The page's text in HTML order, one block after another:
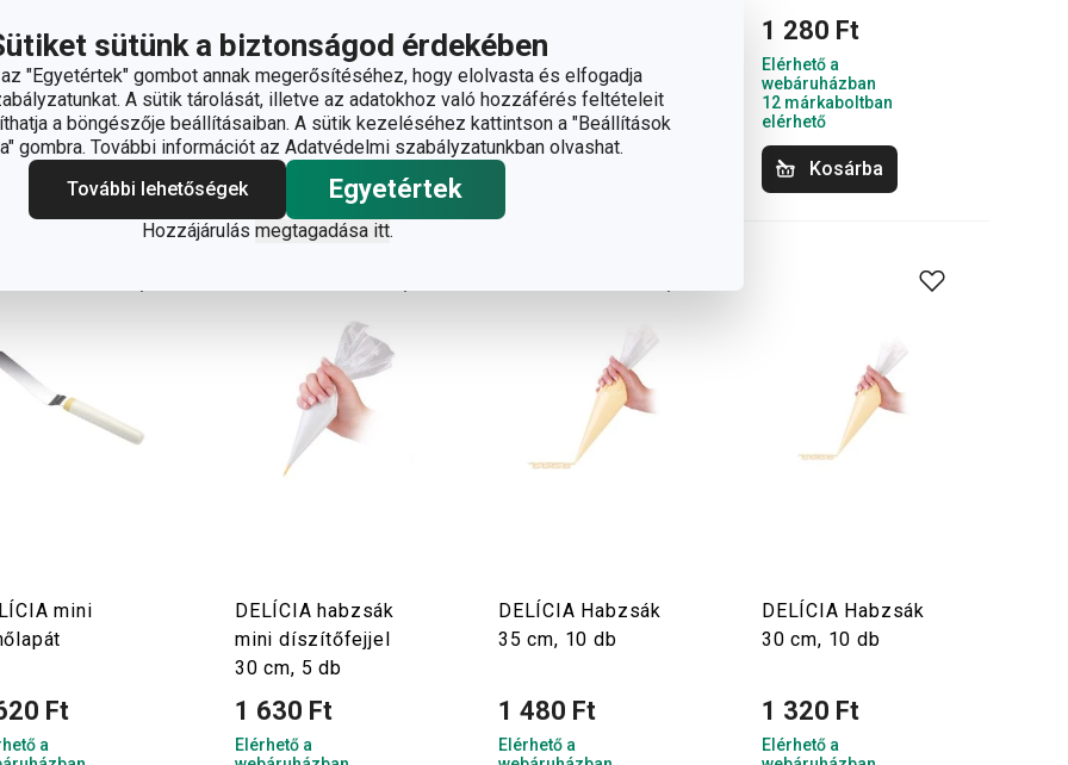
sütünk a biztonságod érdekében
"Egyetértek" gombot annak megerősítéséhez, hogy elolvasta és elfogadja
A sütik tárolását, illetve az adatokhoz való hozzáférés feltételeit
a böngészője beállításaiban. A sütik kezeléséhez kattintson a "Beállítások
gombra. További információt az Adatvédelmi szabályzatunkban olvashat.
További lehetőségek
Egyetértek
Hozzájárulás megtagadása itt.
Ft
a
Kosárba
5 100 Ft
Elérhető a
webáruházban
4 márkaboltban elérhető
Kosárba
3 950 Ft
Elérhető a
webáruházban
12 márkaboltban
elérhető
1 280 Ft
Elérhető a
webáruházban
12 márkaboltban
elérhető
Kosárba
mini
Ft
a
DELÍCIA habzsák
mini díszítőfejjel
30 cm, 5 db
1 630 Ft
Elérhető a
DELÍCIA Habzsák
35 cm, 10 db
1 480 Ft
Elérhető a
DELÍCIA Habzsák
30 cm, 10 db
1 320 Ft
Elérhető a